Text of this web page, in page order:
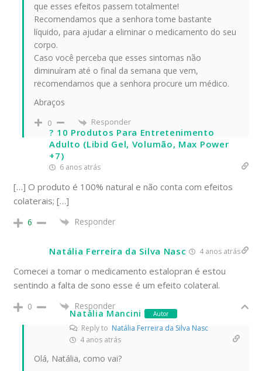
que esses efeitos passem totalmente!
Recomendamos que a senhora tome bastante
líquido, para ajudar a eliminar o medicamento do seu
corpo.
Caso você perceba que esses sintomas não
diminuíram até o final da semana que vem,
recomendamos que a senhora procure um médico.
Abraços
0 Responder
? 10 Produtos Para Entretenimento
Adulto (Libid Gel, Volumão, Max Power
+7)
6 anos atrás
[…] O produto é 100% natural e não conta com efeitos
colaterais; […]
6 Responder
Natália Ferreira da Silva Nasc 4 anos atrás
Comecei a tomar o medicamento estalopran é estou
sentindo a falta de sono esse é um efeito colateral.
0 Responder
Natália Mancini Autor
Reply toNatália Ferreira da Silva Nasc
4 anos atrás
Olá, Natália, como vai?